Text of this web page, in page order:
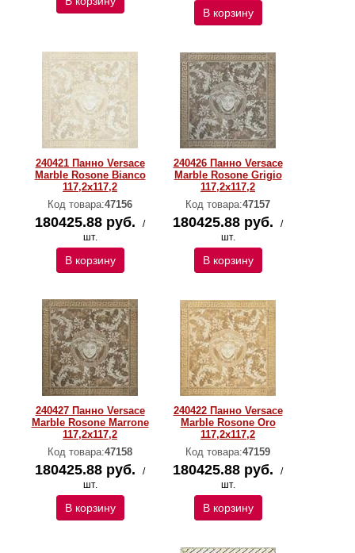
В корзину
240421 Панно Versace
Marble Rosone Bianco
117,2x117,2
Код товара:47156
180425.88 руб.
/
шт.
В корзину
240426 Панно Versace
Marble Rosone Grigio
117,2x117,2
Код товара:47157
180425.88 руб.
/
шт.
В корзину
240427 Панно Versace
Marble Rosone Marrone
117,2x117,2
Код товара:47158
180425.88 руб.
/
шт.
В корзину
240422 Панно Versace
Marble Rosone Oro
117,2x117,2
Код товара:47159
180425.88 руб.
/
шт.
В корзину